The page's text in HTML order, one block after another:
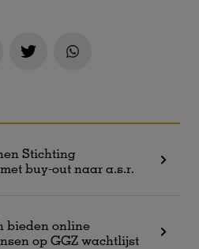
Stichting
buy-out naar a.s.r.
bieden online
op GGZ wachtlijst